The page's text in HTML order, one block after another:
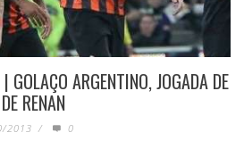
GOLAÇO ARGENTINO, JOGADA DE
RENAN
2013 / 0